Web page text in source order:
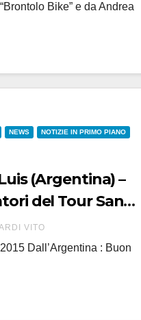
Bike” e da Andrea
NEWS NOTIZIE IN PRIMO PIANO
Luis (Argentina) –
del Tour San
2016
VITO
Dall’Argentina : Buon